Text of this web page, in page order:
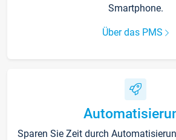
Smartphone.
Über das PMS
Sparen Sie Zeit durch